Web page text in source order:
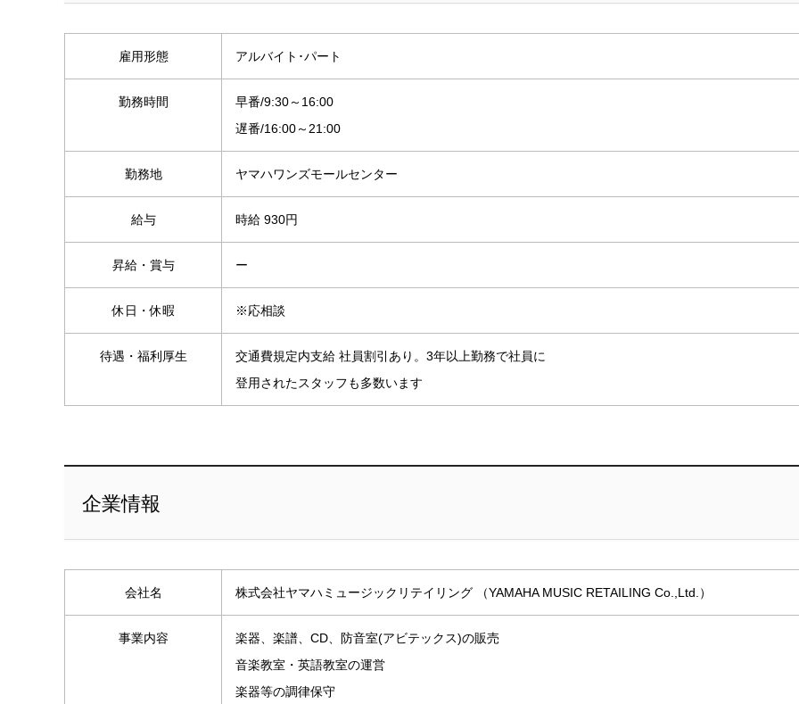
雇用形態 アルバイト･パート
勤務時間
早番/9:30～16:00
遅番/16:00～21:00
勤務地 ヤマハワンズモールセンター
給与 時給 930円
昇給・賞与 ー
休日・休暇 ※応相談
待遇・福利厚生
交通費規定内支給 社員割引あり。3年以上勤務で社員に
登用されたスタッフも多数います
企業情報
会社名 株式会社ヤマハミュージックリテイリング （YAMAHA MUSIC RETAILING Co.,Ltd.）
事業内容
楽器、楽譜、CD、防音室(アビテックス)の販売
音楽教室・英語教室の運営
楽器等の調律保守